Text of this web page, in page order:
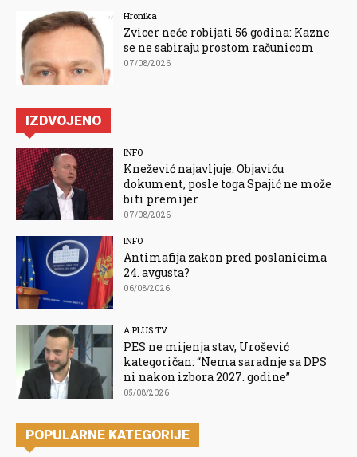
Hronika
Zvicer neće robijati 56 godina: Kazne
se ne sabiraju prostom računicom
07/08/2026
IZDVOJENO
INFO
Knežević najavljuje: Objaviću
dokument, posle toga Spajić ne može
biti premijer
07/08/2026
INFO
Antimafija zakon pred poslanicima
24. avgusta?
06/08/2026
A PLUS TV
PES ne mijenja stav, Urošević
kategoričan: “Nema saradnje sa DPS
ni nakon izbora 2027. godine”
05/08/2026
POPULARNE KATEGORIJE